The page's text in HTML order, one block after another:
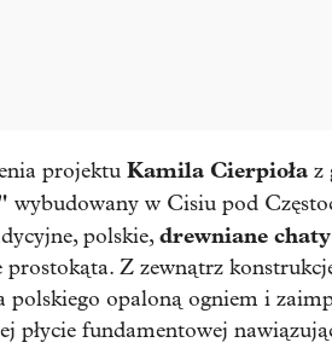
projektu Kamila Cierpioła z
wybudowany w Cisiu pod
polskie,drewniane chaty
Z zewnątrz
polskiego opaloną ogniem i
płycie fundamentowej